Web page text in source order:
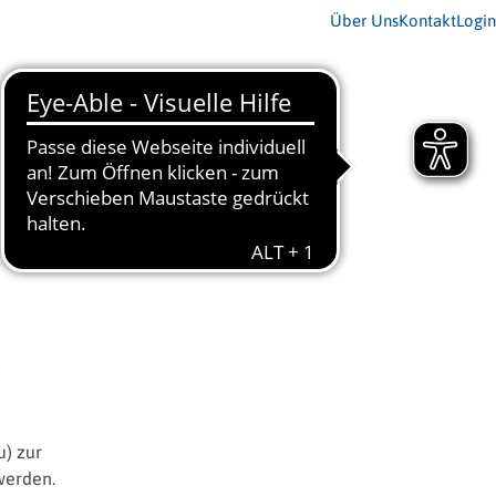
Über UnsKontaktLogin
zur